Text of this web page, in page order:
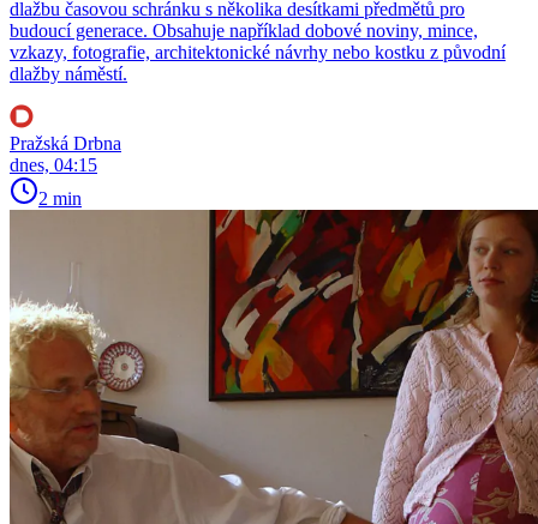
dlažbu časovou schránku s několika desítkami předmětů pro
budoucí generace. Obsahuje například dobové noviny, mince,
vzkazy, fotografie, architektonické návrhy nebo kostku z původní
dlažby náměstí.
Pražská Drbna
dnes, 04:15
2 min